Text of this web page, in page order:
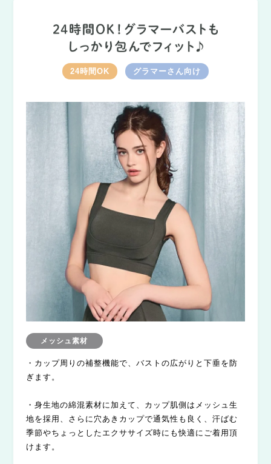
24時間OK グラマーさん向け
メッシュ素材
・カップ周りの補整機能で、バストの広がりと下垂を防
ぎます。
・身生地の綿混素材に加えて、カップ肌側はメッシュ生
地を採用、さらに穴あきカップで通気性も良く、汗ばむ
季節やちょっとしたエクササイズ時にも快適にご着用頂
けます。